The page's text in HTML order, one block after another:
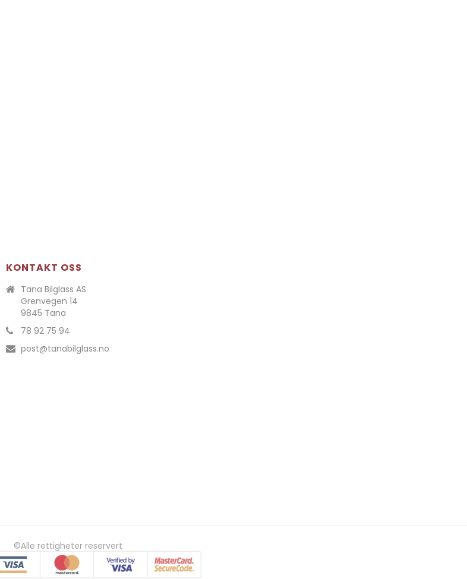
KONTAKT OSS
Tana Bilglass AS
Grenvegen 14
9845 Tana
78 92 75 94
post@tanabilglass.no
©Alle rettigheter reservert